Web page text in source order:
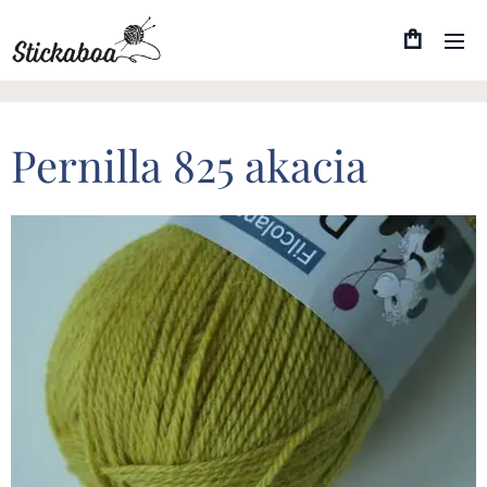
Pernilla 825 akacia